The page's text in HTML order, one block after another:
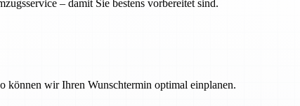
– damit Sie bestens vorbereitet sind.
können wir Ihren Wunschtermin optimal einplanen.